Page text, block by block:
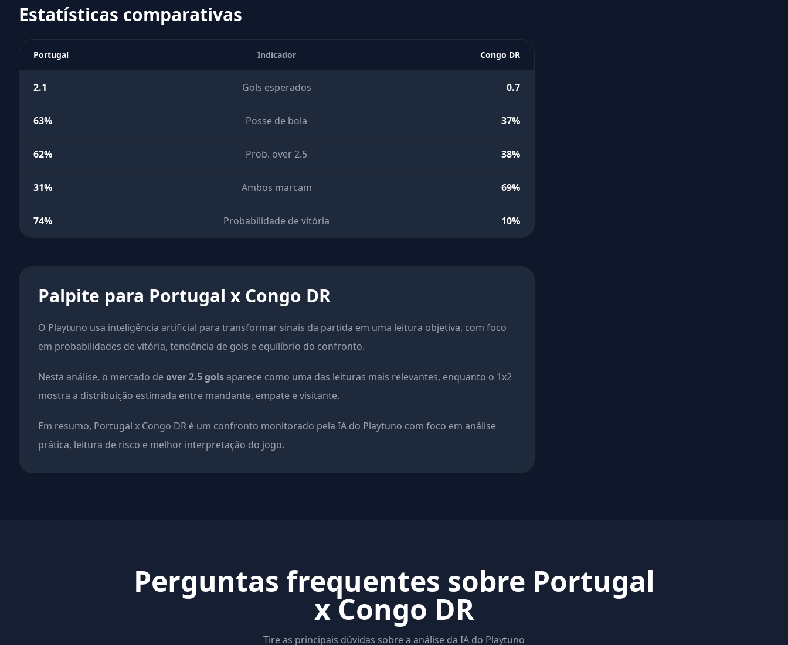
Estatísticas comparativas
Portugal Indicador Congo DR
2.1 Gols esperados 0.7
63% Posse de bola 37%
62% Prob. over 2.5 38%
31% Ambos marcam 69%
74% Probabilidade de vitória 10%
Palpite para Portugal x Congo DR
O Playtuno usa inteligência artificial para transformar sinais da partida em uma leitura objetiva, com foco
em probabilidades de vitória, tendência de gols e equilíbrio do confronto.
Nesta análise, o mercado deover 2.5 golsaparece como uma das leituras mais relevantes, enquanto o 1x2
mostra a distribuição estimada entre mandante, empate e visitante.
Em resumo, Portugal x Congo DR é um confronto monitorado pela IA do Playtuno com foco em análise
prática, leitura de risco e melhor interpretação do jogo.
Perguntas frequentes sobre Portugal
x Congo DR
Tire as principais dúvidas sobre a análise da IA do Playtuno